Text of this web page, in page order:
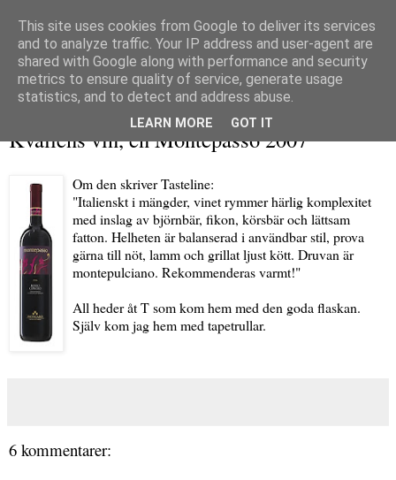
Kvällens vin, en Montepasso 2007
Om den skriver Tasteline:
"Italienskt i mängder, vinet rymmer härlig komplexitet
med inslag av björnbär, fikon, körsbär och lättsam
fatton. Helheten är balanserad i användbar stil, prova
gärna till nöt, lamm och grillat ljust kött. Druvan är
montepulciano. Rekommenderas varmt!"
All heder åt T som kom hem med den goda flaskan.
Själv kom jag hem med tapetrullar.
6 kommentarer:
This site uses cookies from Google to deliver its services
and to analyze traffic. Your IP address and user-agent are
shared with Google along with performance and security
metrics to ensure quality of service, generate usage
statistics, and to detect and address abuse.
LEARN MORE GOT IT